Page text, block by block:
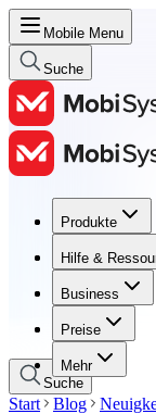
Mobile Menu
Suche
Produkte
Hilfe &
Business
Preise
Mehr
Produkte
Hilfe &
Business
Preise
Suche
Start Blog